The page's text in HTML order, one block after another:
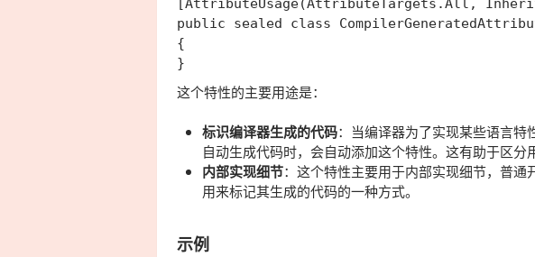
[AttributeUsage(AttributeTargets.All,
public sealed class
{
这个特性的主要用途是：
标识编译器生成的代码：当编译器为了实现某些语言特
自动生成代码时，会自动添加这个特性。这有助于区分
内部实现细节：这个特性主要用于内部实现细节，普
用来标记其生成的代码的一种方式。
示例